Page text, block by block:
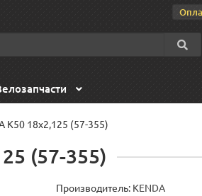
K50 18x2,125 (57-355)
(57-355)
Производитель: KENDA